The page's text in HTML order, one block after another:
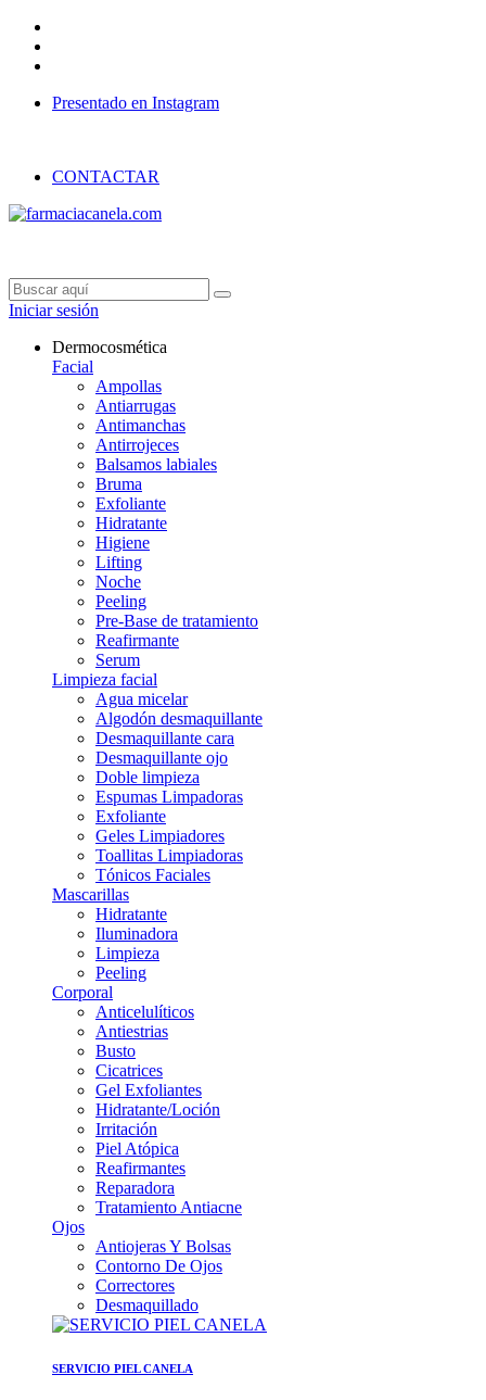
Presentado en Instagram
CONTACTAR
Iniciar sesión
Dermocosmética
Facial
Ampollas
Antiarrugas
Antimanchas
Antirrojeces
Balsamos labiales
Bruma
Exfoliante
Hidratante
Higiene
Lifting
Noche
Peeling
Pre-Base de tratamiento
Reafirmante
Serum
Limpieza facial
Agua micelar
Algodón desmaquillante
Desmaquillante cara
Desmaquillante ojo
Doble limpieza
Espumas Limpadoras
Exfoliante
Geles Limpiadores
Toallitas Limpiadoras
Tónicos Faciales
Mascarillas
Hidratante
Iluminadora
Limpieza
Peeling
Corporal
Anticelulíticos
Antiestrias
Busto
Cicatrices
Gel Exfoliantes
Hidratante/Loción
Irritación
Piel Atópica
Reafirmantes
Reparadora
Tratamiento Antiacne
Ojos
Antiojeras Y Bolsas
Contorno De Ojos
Correctores
Desmaquillado
SERVICIO PIEL CANELA